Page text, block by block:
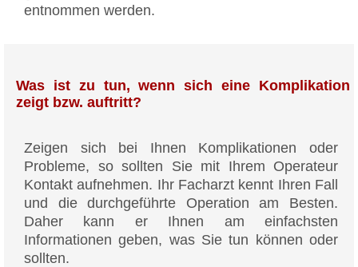
entnommen werden.
Was ist zu tun, wenn sich eine Komplikation
zeigt bzw. auftritt?
Zeigen sich bei Ihnen Komplikationen oder
Probleme, so sollten Sie mit Ihrem Operateur
Kontakt aufnehmen. Ihr Facharzt kennt Ihren Fall
und die durchgeführte Operation am Besten.
Daher kann er Ihnen am einfachsten
Informationen geben, was Sie tun können oder
sollten.